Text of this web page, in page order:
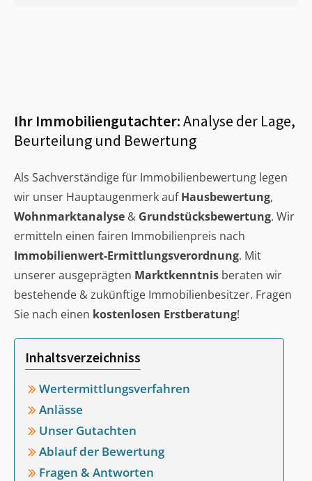
Ihr Immobiliengutachter:Analyse der Lage,
Beurteilung und Bewertung
Als Sachverständige für Immobilienbewertung legen
wir unser Hauptaugenmerk aufHausbewertung,
Wohnmarktanalyse & Grundstücksbewertung. Wir
ermitteln einen fairen Immobilienpreis nach
Immobilienwert-Ermittlungsverordnung. Mit
unserer ausgeprägten Marktkenntnis beraten wir
bestehende & zukünftige Immobilienbesitzer. Fragen
Sie nach einen kostenlosen Erstberatung!
Inhaltsverzeichniss
Wertermittlungsverfahren
Anlässe
Unser Gutachten
Ablauf der Bewertung
Fragen & Antworten